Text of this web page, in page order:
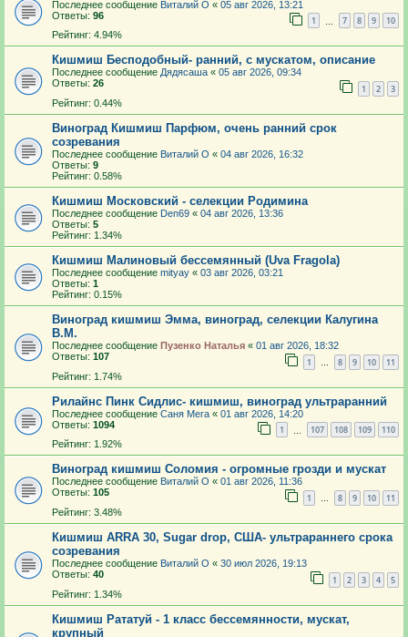
Последнее сообщение Виталий О « 05 авг 2026, 13:21
Ответы: 96 1 7 8 9 10
Рейтинг: 4.94%
Кишмиш Бесподобный- ранний, с мускатом, описание
Последнее сообщение Дядясаша « 05 авг 2026, 09:34
Ответы: 26 1 2 3
Рейтинг: 0.44%
Виноград Кишмиш Парфюм, очень ранний срок
созревания
Последнее сообщение Виталий О « 04 авг 2026, 16:32
Ответы: 9
Рейтинг: 0.58%
Кишмиш Московский - селекции Родимина
Последнее сообщение Den69 « 04 авг 2026, 13:36
Ответы: 5
Рейтинг: 1.34%
Кишмиш Малиновый бессемянный (Uva Fragola)
Последнее сообщение mityay « 03 авг 2026, 03:21
Ответы: 1
Рейтинг: 0.15%
Виноград кишмиш Эмма, виноград, селекции Калугина
В.М.
Последнее сообщение Пузенко Наталья « 01 авг 2026, 18:32
Ответы: 107 1 … 8 9 10 11
Рейтинг: 1.74%
Рилайнс Пинк Сидлис- кишмиш, виноград ультраранний
Последнее сообщение Саня Мега « 01 авг 2026, 14:20
Ответы: 1094 1 107 108 109 110
Рейтинг: 1.92%
Виноград кишмиш Соломия - огромные грозди и мускат
Последнее сообщение Виталий О « 01 авг 2026, 11:36
Ответы: 105 1 … 8 9 10 11
Рейтинг: 3.48%
Кишмиш ARRA 30, Sugar drop, США- ультрараннего срока
созревания
Последнее сообщение Виталий О « 30 июл 2026, 19:13
Ответы: 40 1 2 3 4 5
Рейтинг: 1.34%
Кишмиш Рататуй - 1 класс бессемянности, мускат,
крупный